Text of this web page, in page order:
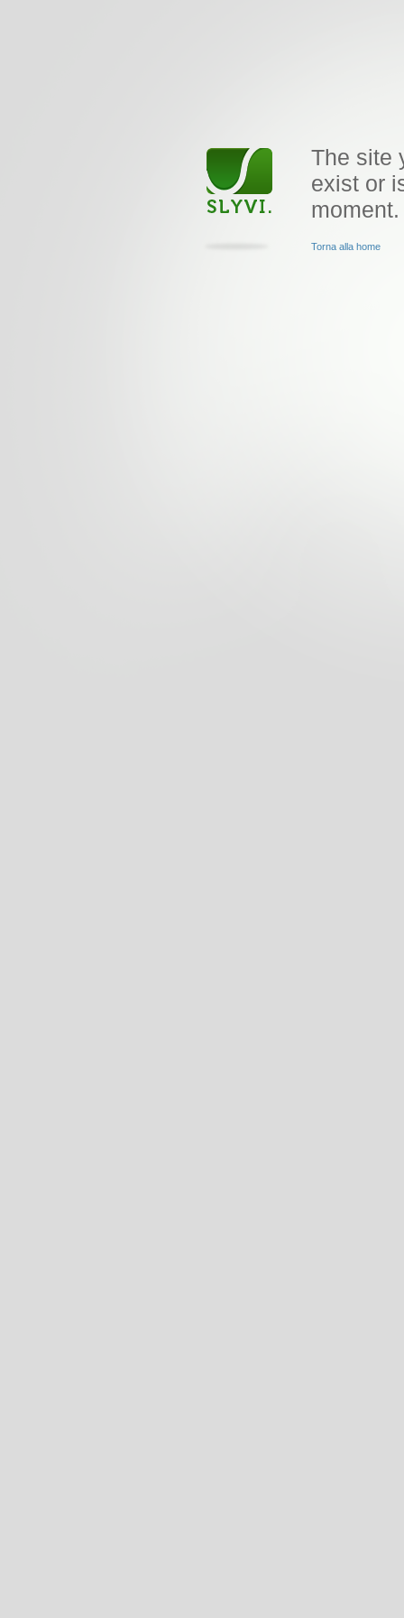
The site
exist or
moment.
Torna alla home